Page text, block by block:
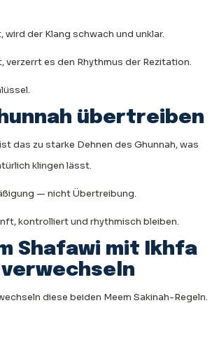
wird der Klang schwach und unklar.
verzerrt es den Rhythmus der Rezitation.
übertreiben
das zu starke Dehnen des Ghunnah, was
klingen lässt.
— nicht Übertreibung.
kontrolliert und rhythmisch bleiben.
Shafawi mit Ikhfa
diese beiden Meem Sakinah-Regeln.